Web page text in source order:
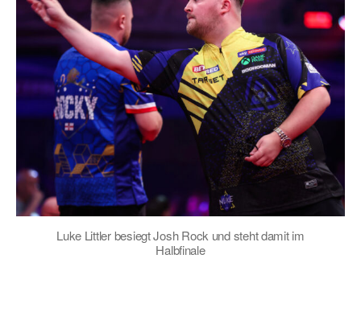
Luke Littler besiegt Josh Rock und steht damit im
Halbfinale